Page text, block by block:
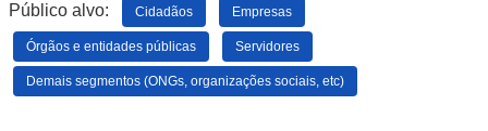
Público alvo: Cidadãos Empresas
Órgãos e entidades públicas Servidores
Demais segmentos (ONGs, organizações sociais, etc)